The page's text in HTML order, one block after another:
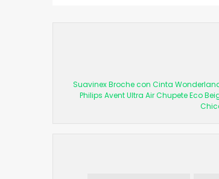
Suavinex Broche con Cinta
Philips Avent Ultra Air Chupete Eco